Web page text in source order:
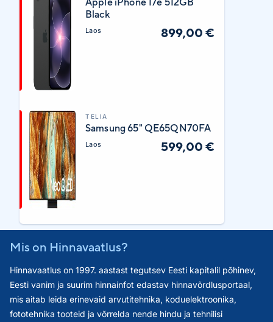
Black
Laos 899,00 €
TELIA
Samsung 65" QE65QN70FA
Laos 599,00 €
Mis on Hinnavaatlus?
Hinnavaatlus on 1997. aastast tegutsev Eesti kapitalil põhinev,
Eesti vanim ja suurim hinnainfot edastav hinnavõrdlusportaal,
mis aitab leida erinevaid arvutitehnika, koduelektroonika,
fototehnika tooteid ja võrrelda nende hindu ja tehnilisi